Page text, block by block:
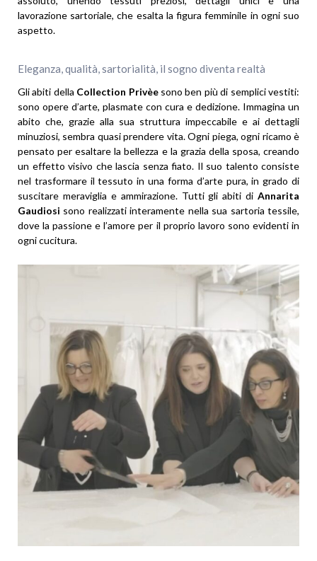
lavorazione sartoriale, che esalta la figura femminile in ogni suo
aspetto.
Eleganza, qualità, sartorialità, il sogno diventa realtà
Gli abiti della Collection Privèesono ben più di semplici vestiti:
sono opere d’arte, plasmate con cura e dedizione. Immagina un
abito che, grazie alla sua struttura impeccabile e ai dettagli
minuziosi, sembra quasi prendere vita. Ogni piega, ogni ricamo è
pensato per esaltare la bellezza e la grazia della sposa, creando
un effetto visivo che lascia senza fiato. Il suo talento consiste
nel trasformare il tessuto in una forma d’arte pura, in grado di
suscitare meraviglia e ammirazione. Tutti gli abiti di Annarita
Gaudiosi sono realizzati interamente nella sua sartoria tessile,
dove la passione e l’amore per il proprio lavoro sono evidenti in
ogni cucitura.